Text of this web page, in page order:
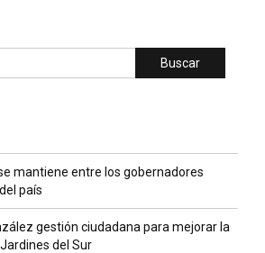
Buscar
mantiene entre los gobernadores
país
gestión ciudadana para mejorar la
del Sur